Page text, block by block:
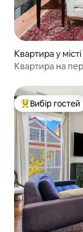
Квартира у
Квартира на
Топ вибір
Вибір гостей